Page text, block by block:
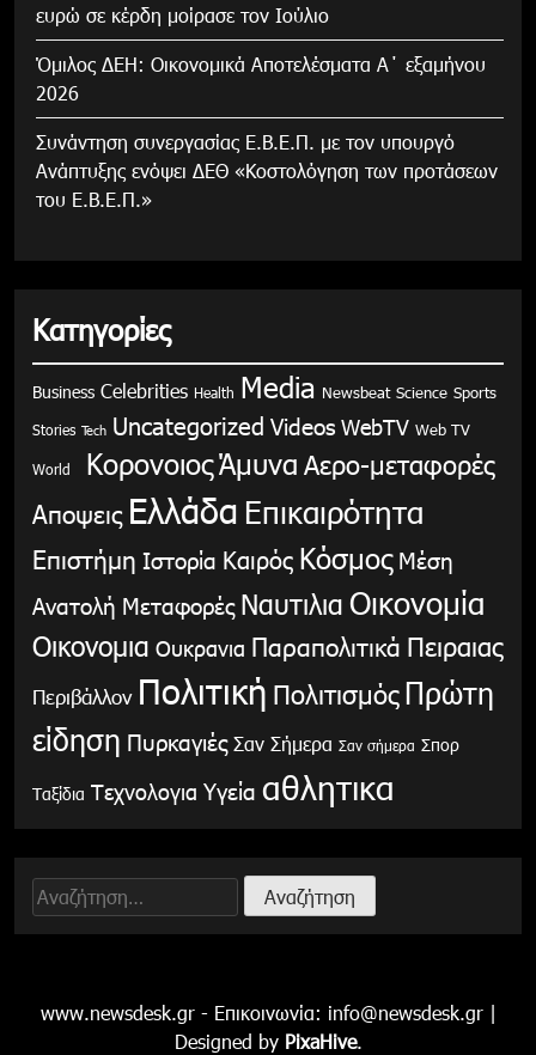
ευρώ σε κέρδη μοίρασε τον Ιούλιο
Όμιλος ΔΕΗ: Οικονομικά Αποτελέσματα Α΄ εξαμήνου
2026
Συνάντηση συνεργασίας Ε.Β.Ε.Π. με τον υπουργό
Ανάπτυξης ενόψει ΔΕΘ «Κοστολόγηση των προτάσεων
του Ε.Β.Ε.Π.»
Κατηγορίες
Business Celebrities Health Media Newsbeat Science Sports
Stories Tech Uncategorized Videos WebTV Web TV
World ΚορονοιοςΆμυνα Αερο-μεταφορές
Αποψεις Ελλάδα Επικαιρότητα
Επιστήμη Ιστορία Καιρός Κόσμος Μέση
Ανατολή Μεταφορές Ναυτιλια Οικονομία
Οικονομια Ουκρανια Παραπολιτικά Πειραιας
Περιβάλλον Πολιτική Πολιτισμός Πρώτη
είδηση Πυρκαγιές Σαν Σήμερα Σαν σήμερα Σπορ
Ταξίδια Τεχνολογια Υγεία αθλητικα
Αναζήτηση
για:
www.newsdesk.gr - Επικοινωνία: info@newsdesk.gr |
Designed by PixaHive.